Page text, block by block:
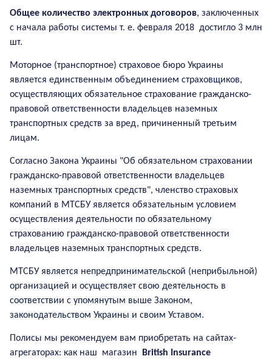
Общее количество электронных договоров, заключенных
с начала работы системы т. е. февраля 2018 достигло 3 млн
шт.
Моторное (транспортное) страховое бюро Украины
является единственным объединением страховщиков,
осуществляющих обязательное страхование гражданско-
правовой ответственности владельцев наземных
транспортных средств за вред, причиненный третьим
лицам.
Согласно Закона Украины "Об обязательном страховании
гражданско-правовой ответственности владельцев
наземных транспортных средств", членство страховых
компаний в МТСБУ является обязательным условием
осуществления деятельности по обязательному
страхованию гражданско-правовой ответственности
владельцев наземных транспортных средств.
МТСБУ является непредпринимательской (неприбыльной)
организацией и осуществляет свою деятельность в
соответствии с упомянутым выше Законом,
законодательством Украины и своим Уставом.
Полисы мы рекомендуем вам приобретать на сайтах-
агрегаторах: как наш магазин British Insurance